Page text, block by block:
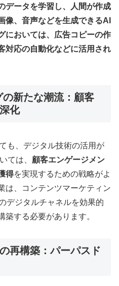
データを学習し、人間が作成
像、音声などを生成できるAI
においては、広告コピーの作
対応の自動化などに活用され
新たな潮流：顧客
化
も、デジタル技術の活用が
ては、 顧客エンゲージメン
得を実現するための戦略がよ
は、コンテンツマーケティン
デジタルチャネルを効果的
築する必要があります。
再構築：パーパスド